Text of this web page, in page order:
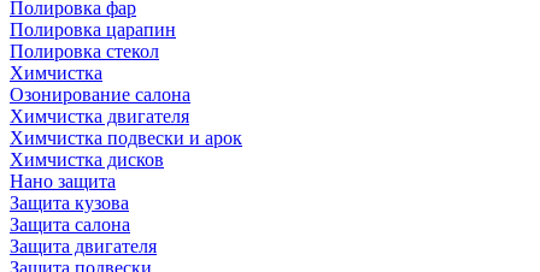
Полировка фар
Полировка царапин
Полировка стекол
Химчистка
Озонирование салона
Химчистка двигателя
Химчистка подвески и арок
Химчистка дисков
Нано защита
Защита кузова
Защита салона
Защита двигателя
Защита подвески